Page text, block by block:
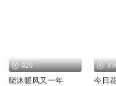
420
晓沐暖风又一年 今日